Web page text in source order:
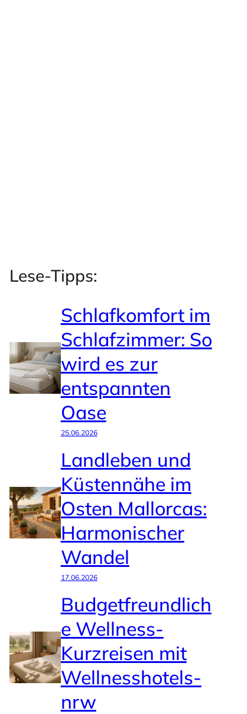
Lese-Tipps:
Schlafkomfort im
Schlafzimmer: So
wird es zur
entspannten
Oase
25.06.2026
Landleben und
Küstennähe im
Osten Mallorcas:
Harmonischer
Wandel
17.06.2026
Budgetfreundlich
e Wellness-
Kurzreisen mit
Wellnesshotels-
nrw